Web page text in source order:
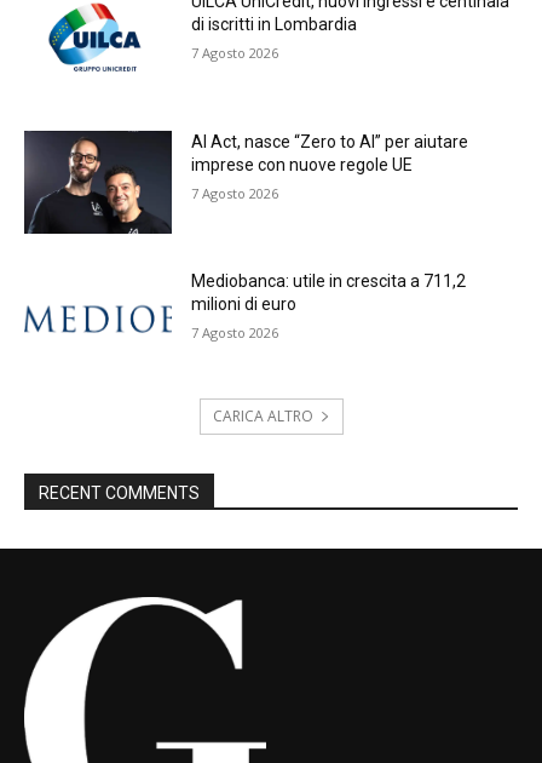
di iscritti in Lombardia
7 Agosto 2026
AI Act, nasce “Zero to AI” per aiutare
imprese con nuove regole UE
7 Agosto 2026
Mediobanca: utile in crescita a 711,2
milioni di euro
7 Agosto 2026
CARICA ALTRO
RECENT COMMENTS